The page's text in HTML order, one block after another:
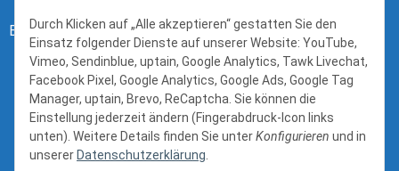
Bezahlung:
Durch Klicken auf „Alle akzeptieren“ gestatten Sie den
Einsatz folgender Dienste auf unserer Website: YouTube,
Vimeo, Sendinblue, uptain, Google Analytics, Tawk Livechat,
Facebook Pixel, Google Analytics, Google Ads, Google Tag
Manager, uptain, Brevo, ReCaptcha. Sie können die
Einstellung jederzeit ändern (Fingerabdruck-Icon links
unten). Weitere Details finden Sie unterKonfigurieren und in
unserer Datenschutzerklärung.